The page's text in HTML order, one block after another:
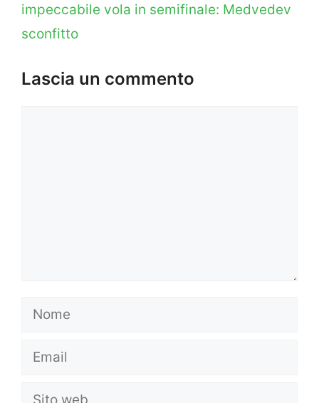
impeccabile vola in semifinale: Medvedev
sconfitto
Lascia un commento
Nome
Email
Sito